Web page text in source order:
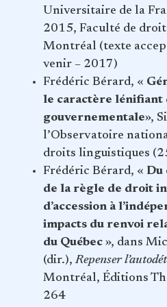
Universitaire de la
2015, Faculté de
Montréal (texte
venir – 2017)
Frédéric Bérard, «
le caractère lénifiant
gouvernementale»,
l’Observatoire
droits linguistiques
Frédéric Bérard, « Du
de la règle de droit
d’accession à
impacts du renvoi
du Québec», dans
(dir.),Repenser
Montréal, Éditions
264